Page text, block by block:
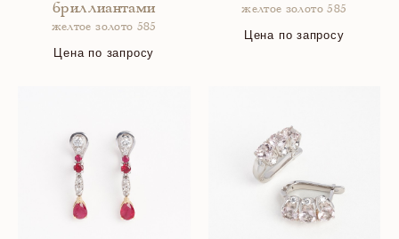
бриллиантами
желтое золото 585
Цена по запросу
желтое золото 585
Цена по запросу